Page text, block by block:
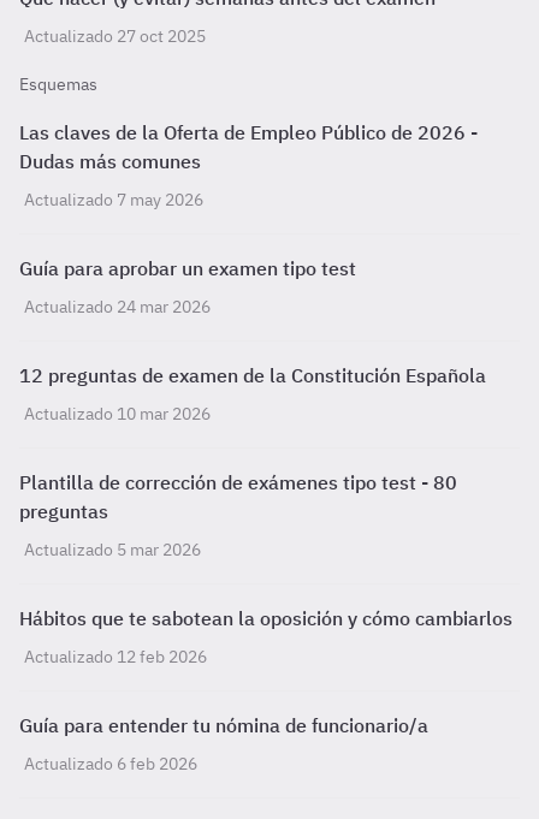
Actualizado 27 oct 2025
Esquemas
Las claves de la Oferta de Empleo Público de 2026 -
Dudas más comunes
Actualizado 7 may 2026
Guía para aprobar un examen tipo test
Actualizado 24 mar 2026
12 preguntas de examen de la Constitución Española
Actualizado 10 mar 2026
Plantilla de corrección de exámenes tipo test - 80
preguntas
Actualizado 5 mar 2026
Hábitos que te sabotean la oposición y cómo cambiarlos
Actualizado 12 feb 2026
Guía para entender tu nómina de funcionario/a
Actualizado 6 feb 2026